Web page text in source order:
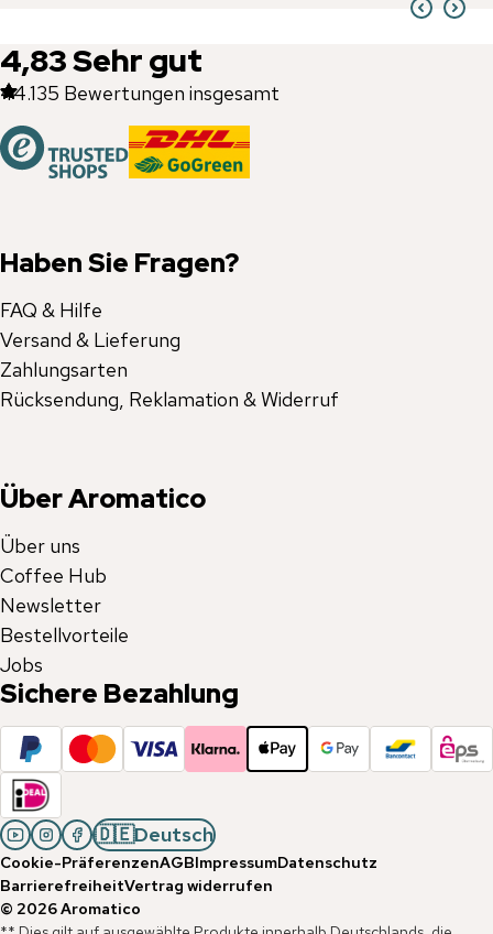
4,83Sehr gut
44.135 Bewertungen insgesamt
Haben Sie Fragen?
FAQ & Hilfe
Versand & Lieferung
Zahlungsarten
Rücksendung, Reklamation & Widerruf
Über Aromatico
Über uns
Coffee Hub
Newsletter
Bestellvorteile
Jobs
Sichere Bezahlung
🇩🇪Deutsch
Cookie-PräferenzenAGBImpressumDatenschutz
BarrierefreiheitVertrag widerrufen
© 2026Aromatico